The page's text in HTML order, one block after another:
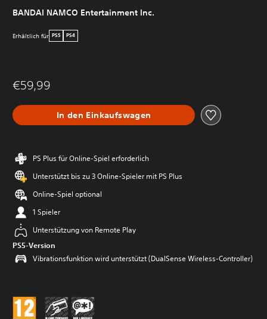
BANDAI NAMCO Entertainment Inc.
Erhältlich für PS5 PS4
€59,99
In den Einkaufswagen
PS Plus für Online-Spiel erforderlich
Unterstützt bis zu 3 Online-Spieler mit PS Plus
Online-Spiel optional
1 Spieler
Unterstützung von Remote Play
PS5-Version
Vibrationsfunktion wird unterstützt (DualSense Wireless-Controller)